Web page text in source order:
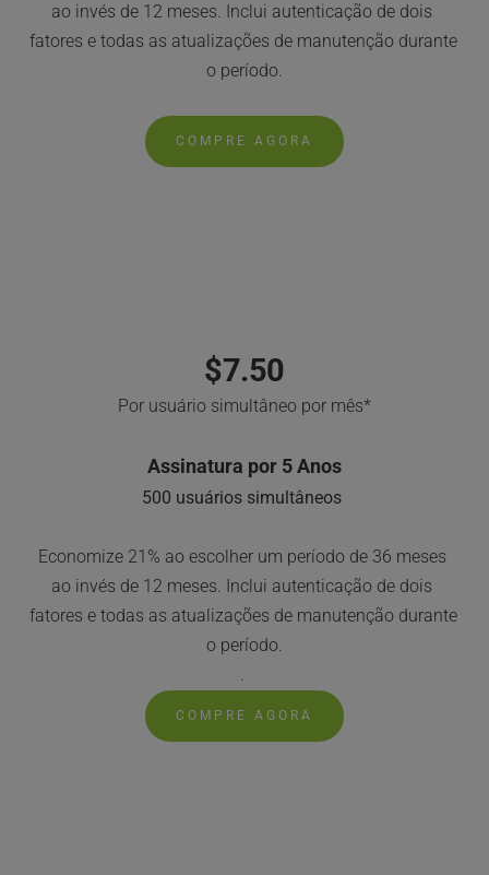
ao invés de 12 meses. Inclui autenticação de dois
fatores e todas as atualizações de manutenção durante
o período.
COMPRE AGORA
$7.50
Por usuário simultâneo por mês*
Assinatura por 5 Anos
500 usuários simultâneos
Economize 21% ao escolher um período de 36 meses
ao invés de 12 meses. Inclui autenticação de dois
fatores e todas as atualizações de manutenção durante
o período.
.
COMPRE AGORA